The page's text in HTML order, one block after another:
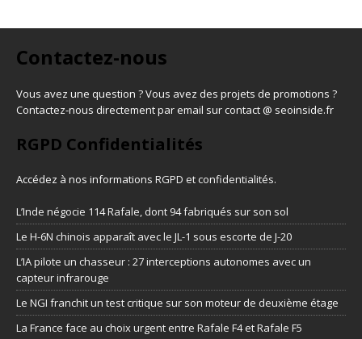
Contactez-nous
Vous avez une question ? Vous avez des projets de promotions ?
Contactez-nous directement par email sur contact @ seoinside.fr
RGPD Confidentialités
Accédez à nos informations RGPD et confidentialités.
L’Inde négocie 114 Rafale, dont 94 fabriqués sur son sol
Le H-6N chinois apparaît avec le JL-1 sous escorte de J-20
L’IA pilote un chasseur : 27 interceptions autonomes avec un
capteur infrarouge
Le NGI franchit un test critique sur son moteur de deuxième étage
La France face au choix urgent entre Rafale F4 et Rafale F5